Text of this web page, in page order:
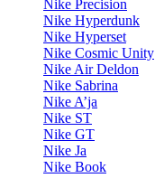
Nike Precision
Nike Hyperdunk
Nike Hyperset
Nike Cosmic Unity
Nike Air Deldon
Nike Sabrina
Nike A’ja
Nike ST
Nike GT
Nike Ja
Nike Book